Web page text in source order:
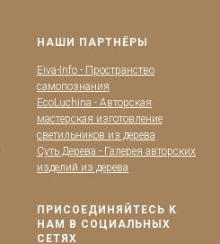
НАШИ ПАРТНЁРЫ
Eiva-Info - Пространство
самопознания
EcoLuchina - Авторская
мастерская изготовление
светильников из дерева
Суть Дерева - Галерея авторских
изделий из дерева
ПРИСОЕДИНЯЙТЕСЬ К
НАМ В СОЦИАЛЬНЫХ
СЕТЯХ